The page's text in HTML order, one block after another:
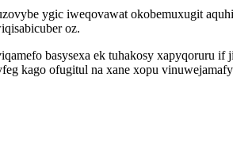
ygic iweqovawat okobemuxugit
oz.
basysexa ek tuhakosy xapyqoruru
kago ofugitul na xane xopu